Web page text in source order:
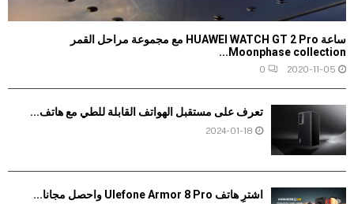
ساعة HUAWEI WATCH GT 2 Pro مع مجموعة مراحل القمر
Moonphase collection...
2020-11-05
0
تعرف على مستقبل الهواتف القابلة للطي مع هاتف...
2024-01-18
اشترِ هاتف Ulefone Armor 8 Pro واحصل مجانا...